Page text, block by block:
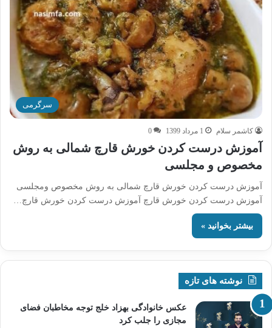
سرگرمی
کاشمر سلام 1 مرداد 1399 0
آموزش درست کردن خورش قارچ شمالی به روش
مخصوص و مجلسی
آموزش درست کردن خورش قارچ شمالی به روش مخصوص ومجلسی
آموزش درست کردن خورش قارچ آموزش درست کردن خورش قارچ…
بیشتر بخوانید »
نوشته های تازه
عکس خانوادگی بهزاد خلج توجه مخاطبان فضای
مجازی را جلب کرد